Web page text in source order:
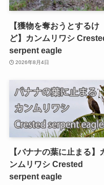
【獲物を奪おうとするけ
ど】カンムリワシ
serpent eagle
2026年8月4日
【バナナの葉に止まる】
ンムリワシ Crested
serpent eagle